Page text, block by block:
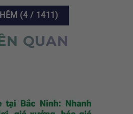
(4/ 1411)
QUAN